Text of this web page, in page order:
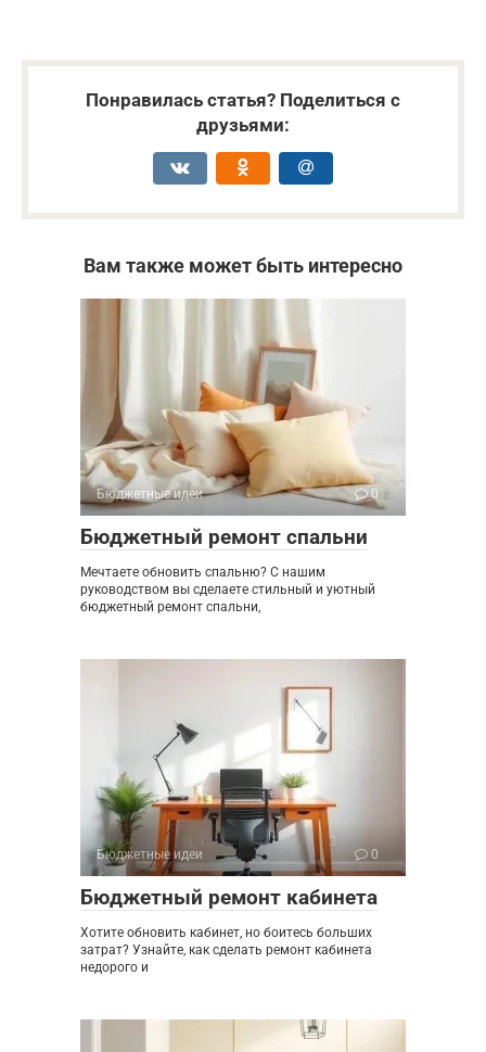
Понравилась статья? Поделиться с
друзьями:
Вам также может быть интересно
Бюджетные идеи 0
Бюджетный ремонт спальни
Мечтаете обновить спальню? С нашим
руководством вы сделаете стильный и уютный
бюджетный ремонт спальни,
Бюджетные идеи 0
Бюджетный ремонт кабинета
Хотите обновить кабинет, но боитесь больших
затрат? Узнайте, как сделать ремонт кабинета
недорого и